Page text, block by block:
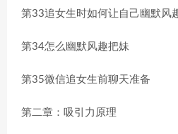
第33追女生时如何让自己幽默风
第34怎么幽默风趣把妹
第35微信追女生前聊天准备
第二章：吸引力原理